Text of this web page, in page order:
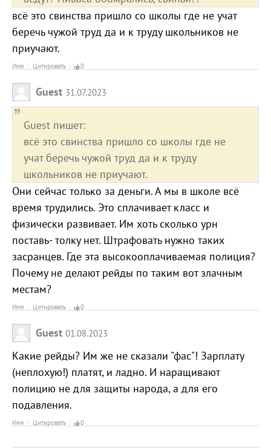
всё это свинства пришло со школы где не учат
беречь чужой труд да и к труду школьников не
приучают.
Имя Цитировать 0
Guest 31.07.2023
Guest пишет:
всё это свинства пришло со школы где не
учат беречь чужой труд да и к труду
школьников не приучают.
Они сейчас только за деньги. А мы в школе всё
время трудились. Это сплачивает класс и
физически развивает. Им хоть сколько урн
поставь- толку нет. Штрафовать нужно таких
засранцев. Где эта высокооплачиваемая полиция?
Почему не делают рейды по таким вот злачным
местам?
Имя Цитировать 0
Guest 01.08.2023
Какие рейды? Им же не сказали "фас"! Зарплату
(неплохую!) платят, и ладно. И наращивают
полицию не для защиты народа, а для его
подавления.
Имя Цитировать 0